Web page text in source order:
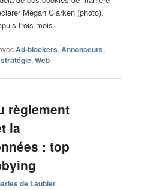
Megan Clarken (photo),
trois mois.
Ad-blockers,Annonceurs,
stratégie,Web
règlement
la
: top
de Laubier